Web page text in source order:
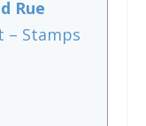
Rue
– Stamps